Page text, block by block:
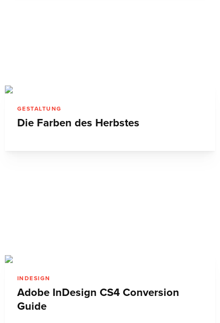
GESTALTUNG
Die Farben des Herbstes
INDESIGN
Adobe InDesign CS4 Conversion
Guide